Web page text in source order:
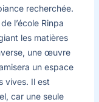
recherchée.
l’école Rinpa
les matières
une œuvre
un espace
vives. Il est
car une seule